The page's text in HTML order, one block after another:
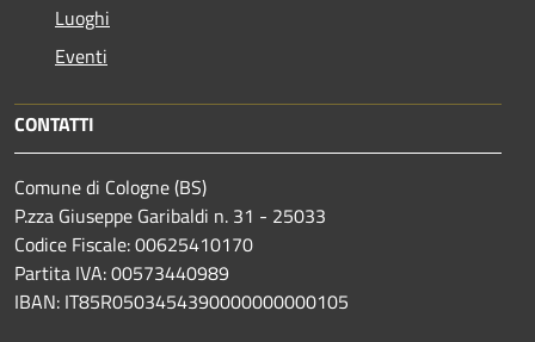
Luoghi
Eventi
CONTATTI
Comune di Cologne (BS)
P.zza Giuseppe Garibaldi n. 31 - 25033
Codice Fiscale: 00625410170
Partita IVA: 00573440989
IBAN: IT85R0503454390000000000105